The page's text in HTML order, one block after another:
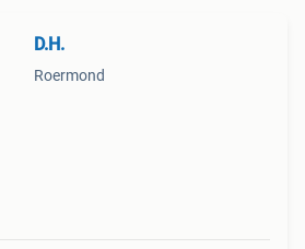
D.H.
Roermond